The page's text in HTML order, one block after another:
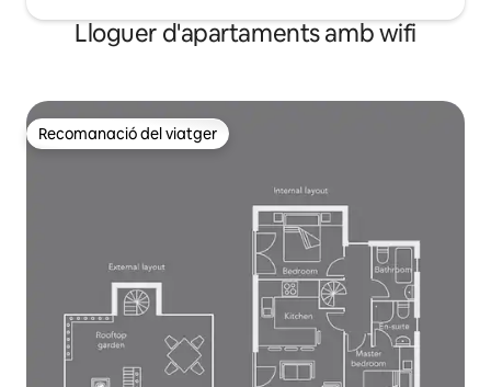
Lloguer d'apartaments amb wifi
Recomanació del viatger
Recomanació del viatger